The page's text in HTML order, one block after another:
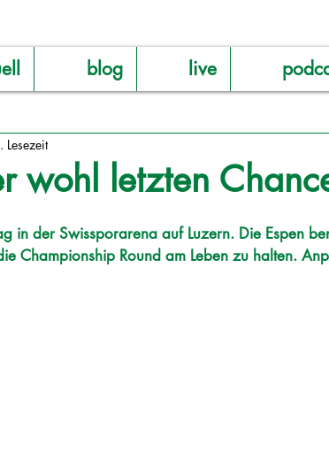
blog live
wohl letzten
Lesezeit
in der Swissporarena auf Luzern. Die Espen
Championship Round am Leben zu halten.